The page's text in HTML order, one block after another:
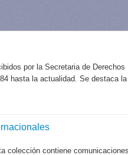
por la Secretaria de Derechos
hasta la actualidad. Se destaca
colección contiene